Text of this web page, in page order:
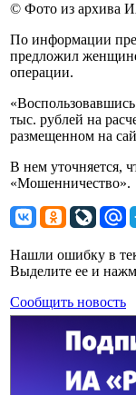
© Фото из архива
По информации
предложил женщине
операции.
тыс. рублей на
размещенном на
В нем уточняется,
«Мошенничество».
Нашли ошибку в
Выделите ее и
Сообщить новость